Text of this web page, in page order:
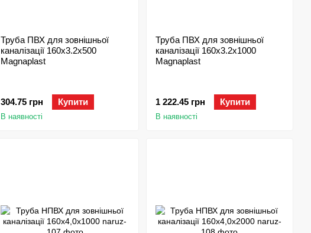
Труба ПВХ для зовнішньої
каналізації 160х3.2x500
Magnaplast
304.75 грн Купити
В наявності
Труба ПВХ для зовнішньої
каналізації 160х3.2x1000
Magnaplast
1 222.45 грн Купити
В наявності